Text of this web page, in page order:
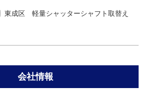
東成区 軽量シャッターシャフト取替え
会社情報